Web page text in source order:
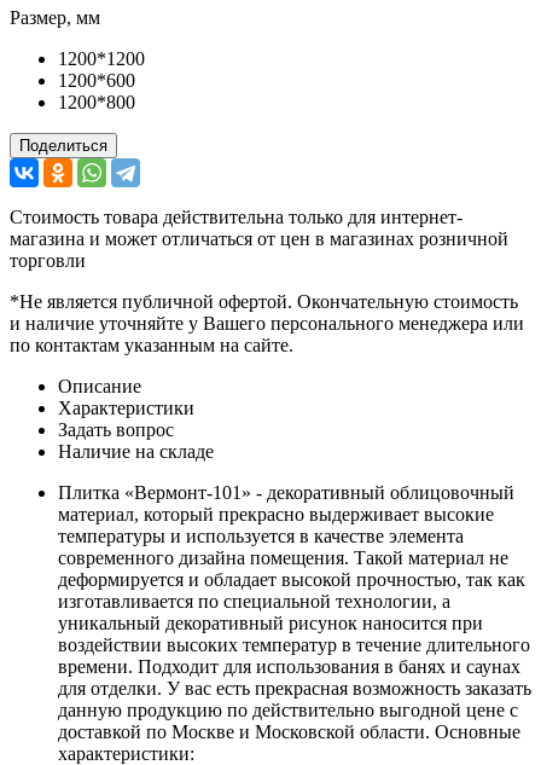
Размер, мм
1200*1200
1200*600
1200*800
Поделиться
Стоимость товара действительна только для интернет-
магазина и может отличаться от цен в магазинах розничной
торговли
*Не является публичной офертой. Окончательную стоимость
и наличие уточняйте у Вашего персонального менеджера или
по контактам указанным на сайте.
Описание
Характеристики
Задать вопрос
Наличие на складе
Плитка «Вермонт-101» - декоративный облицовочный
материал, который прекрасно выдерживает высокие
температуры и используется в качестве элемента
современного дизайна помещения. Такой материал не
деформируется и обладает высокой прочностью, так как
изготавливается по специальной технологии, а
уникальный декоративный рисунок наносится при
воздействии высоких температур в течение длительного
времени. Подходит для использования в банях и саунах
для отделки. У вас есть прекрасная возможность заказать
данную продукцию по действительно выгодной цене с
доставкой по Москве и Московской области. Основные
характеристики: